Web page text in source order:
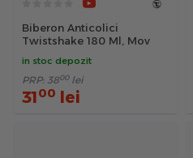
Biberon Anticolici
Twistshake 180 Ml, Mov
in stoc depozit
PRP: 3800 lei
3100 lei